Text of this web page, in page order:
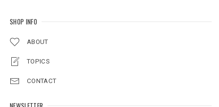
SHOP INFO
ABOUT
TOPICS
CONTACT